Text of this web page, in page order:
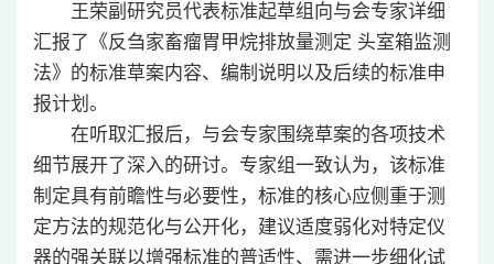
王荣副研究员代表标准起草组向与会专家详细
汇报了《反刍家畜瘤胃甲烷排放量测定 头室箱监测
法》的标准草案内容、编制说明以及后续的标准申
报计划。
在听取汇报后，与会专家围绕草案的各项技术
细节展开了深入的研讨。专家组一致认为，该标准
制定具有前瞻性与必要性，标准的核心应侧重于测
定方法的规范化与公开化，建议适度弱化对特定仪
器的强关联以增强标准的普适性、需进一步细化试